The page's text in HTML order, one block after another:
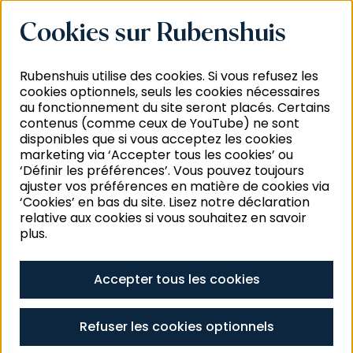
Cookies sur Rubenshuis
Rubenshuis utilise des cookies. Si vous refusez les
cookies optionnels, seuls les cookies nécessaires
au fonctionnement du site seront placés. Certains
contenus (comme ceux de YouTube) ne sont
disponibles que si vous acceptez les cookies
marketing via ‘Accepter tous les cookies’ ou
‘Définir les préférences’. Vous pouvez toujours
ajuster vos préférences en matière de cookies via
‘Cookies’ en bas du site. Lisez notre déclaration
relative aux cookies si vous souhaitez en savoir
plus.
Accepter tous les cookies
Refuser les cookies optionnels